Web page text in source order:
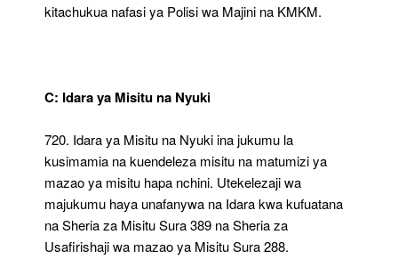
kitachukua nafasi ya Polisi wa Majini na KMKM.
C: Idara ya Misitu na Nyuki
720. Idara ya Misitu na Nyuki ina jukumu la
kusimamia na kuendeleza misitu na matumizi ya
mazao ya misitu hapa nchini. Utekelezaji wa
majukumu haya unafanywa na Idara kwa kufuatana
na Sheria za Misitu Sura 389 na Sheria za
Usafirishaji wa mazao ya Misitu Sura 288.